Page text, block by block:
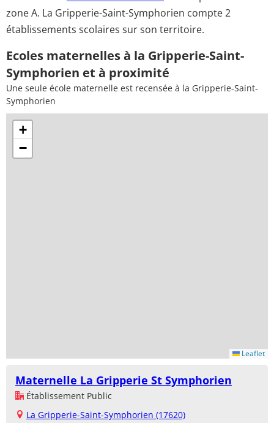
zone A. La Gripperie-Saint-Symphorien compte 2
établissements scolaires sur son territoire.
Ecoles maternelles à la Gripperie-Saint-
Symphorien et à proximité
Une seule école maternelle est recensée à la Gripperie-Saint-
Symphorien
+
−
Leaflet
Maternelle La Gripperie St Symphorien
Établissement Public
La Gripperie-Saint-Symphorien (17620)